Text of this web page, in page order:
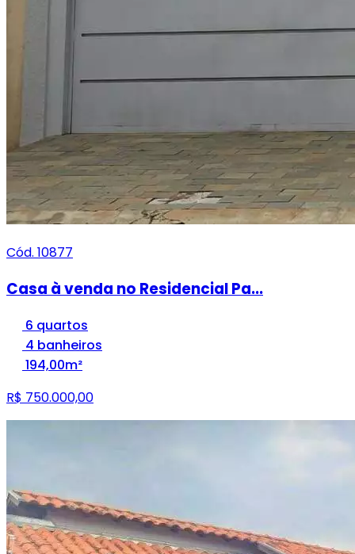
Cód. 10877
Casa à venda no Residencial Pa...
6 quartos
4 banheiros
194,00m²
R$ 750.000,00